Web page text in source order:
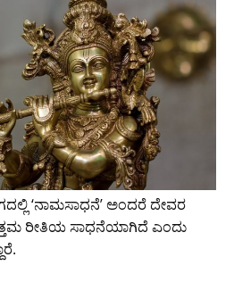
‘ನಾಮಸಾಧನೆ’ ಅಂದರೆ ದೇವರ
ರೀತಿಯ ಸಾಧನೆಯಾಗಿದೆ ಎಂದು